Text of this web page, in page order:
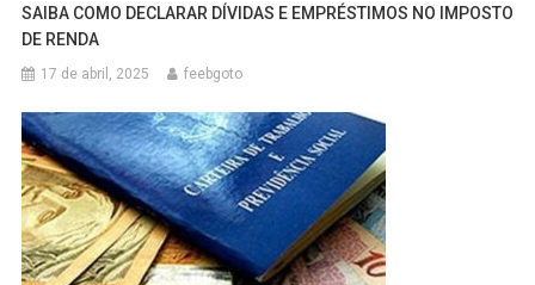
SAIBA COMO DECLARAR DÍVIDAS E EMPRÉSTIMOS NO IMPOSTO
DE RENDA
17 de abril, 2025 feebgoto